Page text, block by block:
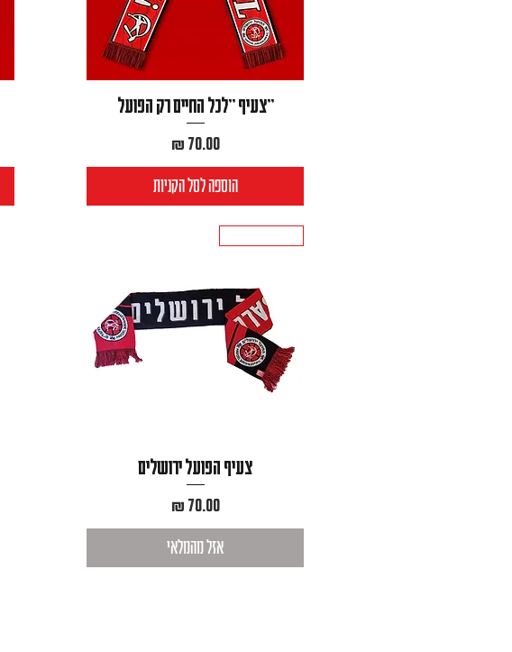
״צעיף ״לכל החיים רק הפועל
מחיר‏70.00 ‏₪
הוספה לסל הקניות
צעיף הפועל ירושלים
מחיר‏70.00 ‏₪
אזל מהמלאי